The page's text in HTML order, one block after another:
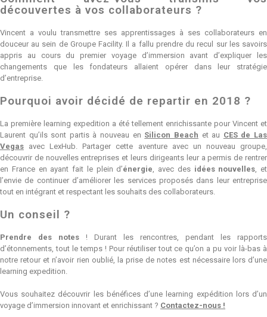
découvertes à vos collaborateurs ?
Vincent a voulu transmettre ses apprentissages à ses collaborateurs en
douceur au sein de Groupe Facility. Il a fallu prendre du recul sur les savoirs
appris au cours du premier voyage d’immersion avant d’expliquer les
changements que les fondateurs allaient opérer dans leur stratégie
d’entreprise.
Pourquoi avoir décidé de repartir en 2018 ?
La première learning expedition a été tellement enrichissante pour Vincent et
Laurent qu’ils sont partis à nouveau en Silicon Beach et au CES de Las
Vegas avec LexHub. Partager cette aventure avec un nouveau groupe,
découvrir de nouvelles entreprises et leurs dirigeants leur a permis de rentrer
en France en ayant fait le plein d’énergie, avec des idées nouvelles, et
l’envie de continuer d’améliorer les services proposés dans leur entreprise
tout en intégrant et respectant les souhaits des collaborateurs.
Un conseil ?
Prendre des notes ! Durant les rencontres, pendant les rapports
d’étonnements, tout le temps ! Pour réutiliser tout ce qu’on a pu voir là-bas à
notre retour et n’avoir rien oublié, la prise de notes est nécessaire lors d’une
learning expedition.
Vous souhaitez découvrir les bénéfices d’une learning expédition lors d’un
voyage d’immersion innovant et enrichissant ? Contactez-nous !